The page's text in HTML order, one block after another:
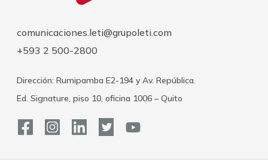
comunicaciones.leti@grupoleti.com
+593 2 500-2800
Dirección: Rumipamba E2-194 y Av. República.
Ed. Signature, piso 10, oficina 1006 – Quito